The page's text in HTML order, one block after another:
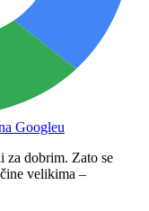
Googleu
za dobrim. Zato se
velikima –